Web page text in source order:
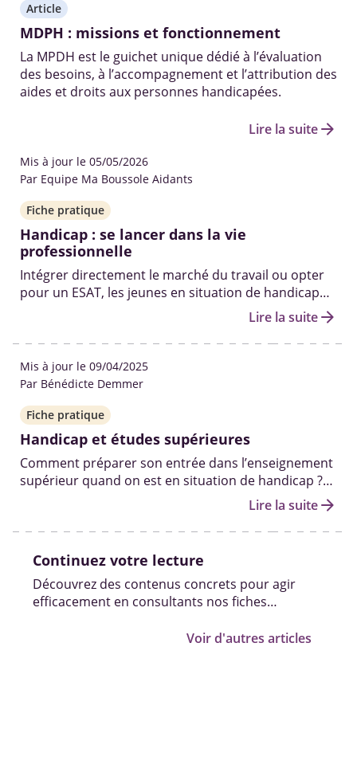
Article
MDPH : missions et fonctionnement
La MPDH est le guichet unique dédié à l’évaluation
des besoins, à l’accompagnement et l’attribution des
aides et droits aux personnes handicapées.
Lire la suitearrow_forward
Mis à jour le 05/05/2026
Par Equipe Ma Boussole Aidants
Fiche pratique
Handicap : se lancer dans la vie
professionnelle
Intégrer directement le marché du travail ou opter
pour un ESAT, les jeunes en situation de handicap
peuvent compter sur plusieurs dispositifs
d’accompagnement pour réussir leur insertion.
Lire la suitearrow_forward
Mis à jour le 09/04/2025
Par Bénédicte Demmer
Fiche pratique
Handicap et études supérieures
Comment préparer son entrée dans l’enseignement
supérieur quand on est en situation de handicap ?
Aménagements, démarches Parcoursup, aides
financières et ressources pour construire un
parcours adapté.
Lire la suitearrow_forward
Continuez votre lecture
Découvrez des contenus concrets pour agir
efficacement en consultants nos fiches
Voir d'autres articles